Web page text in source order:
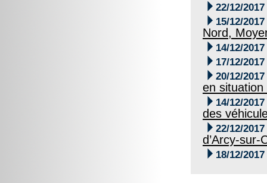
 22/12/2017
 15/12/2017
Nord,
 14/12/2017
 17/12/2017
 20/12/2017
en situation
 14/12/2017
des
 22/12/2017
d’Arcy-sur-
 18/12/2017